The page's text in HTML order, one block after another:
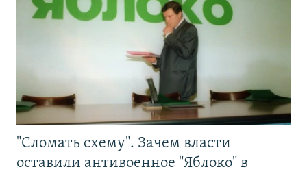
"Сломать схему". Зачем власти
оставили антивоенное "Яблоко" в